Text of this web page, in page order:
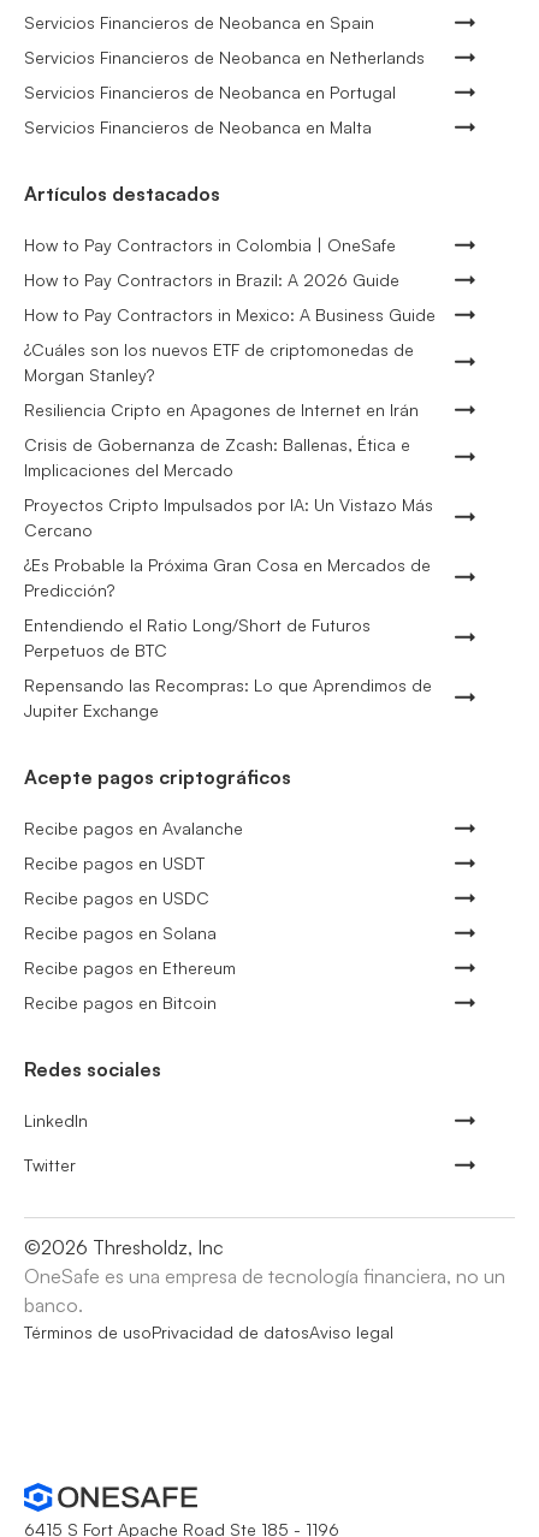
Servicios Financieros de Neobanca en Spain
Servicios Financieros de Neobanca en Netherlands
Servicios Financieros de Neobanca en Portugal
Servicios Financieros de Neobanca en Malta
Artículos destacados
How to Pay Contractors in Colombia | OneSafe
How to Pay Contractors in Brazil: A 2026 Guide
How to Pay Contractors in Mexico: A Business Guide
¿Cuáles son los nuevos ETF de criptomonedas de
Morgan Stanley?
Resiliencia Cripto en Apagones de Internet en Irán
Crisis de Gobernanza de Zcash: Ballenas, Ética e
Implicaciones del Mercado
Proyectos Cripto Impulsados por IA: Un Vistazo Más
Cercano
¿Es Probable la Próxima Gran Cosa en Mercados de
Predicción?
Entendiendo el Ratio Long/Short de Futuros
Perpetuos de BTC
Repensando las Recompras: Lo que Aprendimos de
Jupiter Exchange
Acepte pagos criptográficos
Recibe pagos en Avalanche
Recibe pagos en USDT
Recibe pagos en USDC
Recibe pagos en Solana
Recibe pagos en Ethereum
Recibe pagos en Bitcoin
Redes sociales
LinkedIn
Twitter
©2026 Thresholdz, Inc
OneSafe es una empresa de tecnología financiera, no un
banco.
Términos de usoPrivacidad de datosAviso legal
6415 S Fort Apache Road Ste 185 - 1196